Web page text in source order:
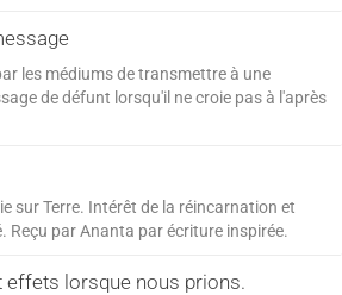
les médiums de transmettre à une
de défunt lorsqu'il ne croie pas à l'après
sur Terre. Intérêt de la réincarnation et
Reçu par Ananta par écriture inspirée.
effets lorsque nous prions.